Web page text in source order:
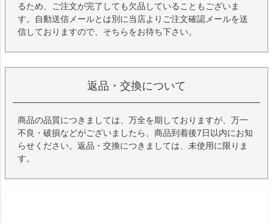
るため、ご注文が完了しても欠品していることもございま
す。自動送信メールとは別に当店よりご注文確認メールを送
信しておりますので、そちらをお待ち下さい。
返品・交換について
商品の品質につきましては、万全を期しておりますが、万一
不良・破損などがございましたら、商品到着後7日以内にお知
らせください。返品・交換につきましては、未使用に限りま
す。